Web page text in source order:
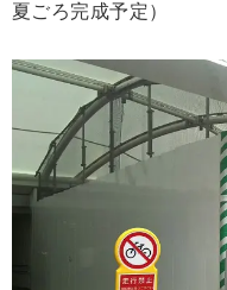
夏ごろ完成予定）